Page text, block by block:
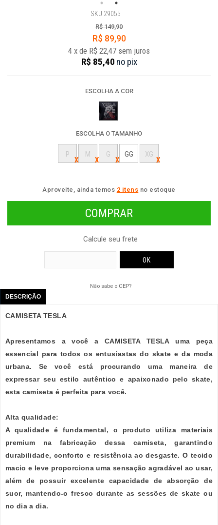
SKU 29055
R$ 149,90
R$ 89,90
4 x de R$ 22,47 sem juros
R$ 85,40 no pix
ESCOLHA A COR
ESCOLHA O TAMANHO
P M G GG XG
Aproveite, ainda temos 2 itens no estoque
Calcule seu frete
Não sabe o CEP?
DESCRIÇÃO
CAMISETA TESLA
Apresentamos a você a CAMISETA TESLA uma peça
essencial para todos os entusiastas do skate e da moda
urbana. Se você está procurando uma maneira de
expressar seu estilo autêntico e apaixonado pelo skate,
esta camiseta é perfeita para você.
Alta qualidade:
A qualidade é fundamental, o produto utiliza materiais
premium na fabricação dessa camiseta, garantindo
durabilidade, conforto e resistência ao desgaste. O tecido
macio e leve proporciona uma sensação agradável ao usar,
além de possuir excelente capacidade de absorção de
suor, mantendo-o fresco durante as sessões de skate ou
no dia a dia.